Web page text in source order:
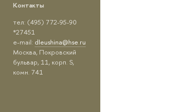
Контакты
тел: (495) 772-95-90
*27451
e-mail: dleushina@hse.ru
Москва, Покровский
бульвар, 11, корп. S,
комн. 741